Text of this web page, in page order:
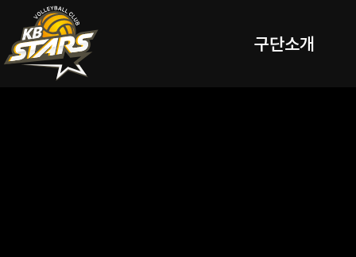
구단소개